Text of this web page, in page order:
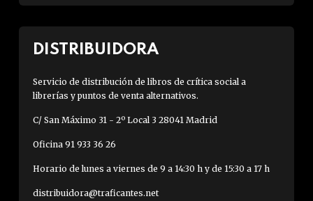
DISTRIBUIDORA
Servicio de distribución de libros de crítica social a
librerías y puntos de venta alternativos.
C/ San Máximo 31 - 2º Local 3 28041 Madrid
Oficina 91 933 36 26
Horario de lunes a viernes de 9 a 14:30 h y de 15:30 a 17 h
distribuidora@traficantes.net